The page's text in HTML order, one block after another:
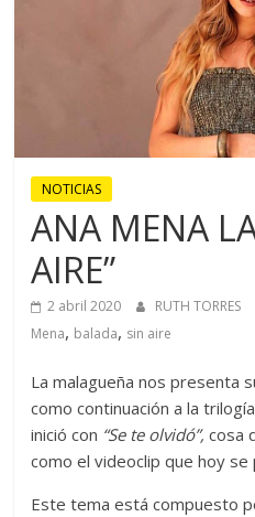
NOTICIAS
ANA MENA
AIRE”
2 abril 2020 RUTH TORRES
Mena, balada, sin aire
La malagueña nos presenta
como continuación a la
inició con “Se te olvidó”,cosa
como el videoclip que hoy se
Este tema está compuesto